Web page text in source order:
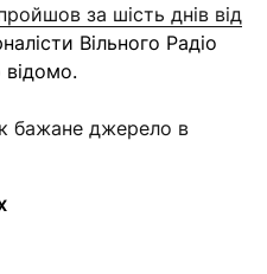
за шість днів від
Вільного Радіо
бажане джерело в